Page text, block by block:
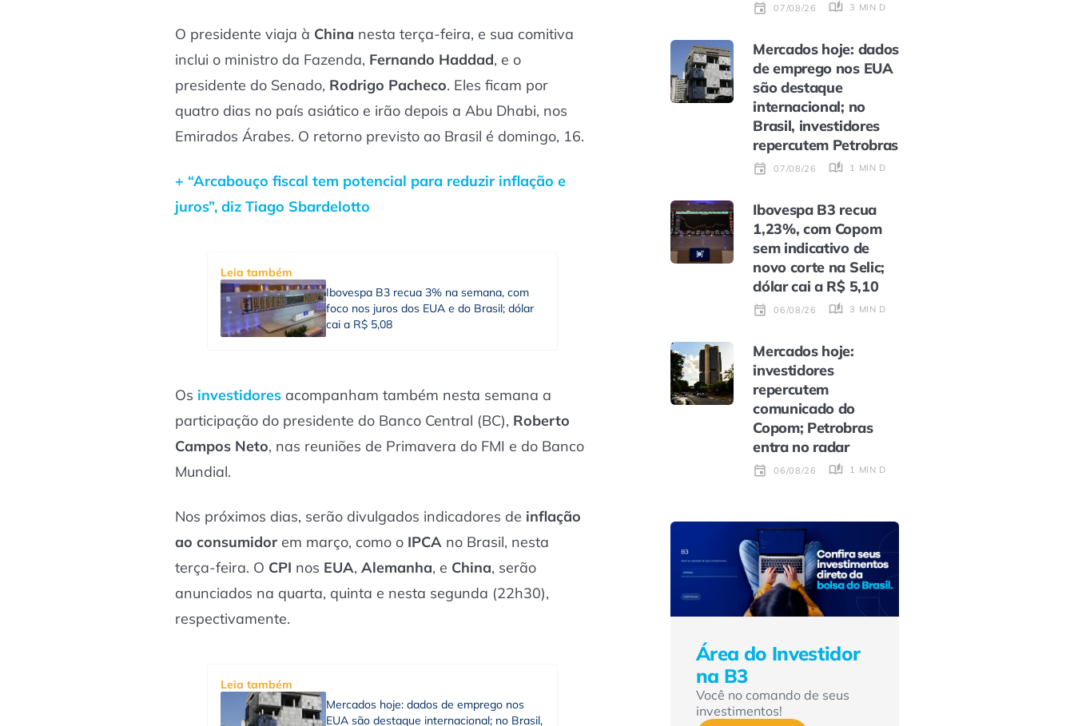
O presidente viaja à China nesta terça-feira, e sua comitiva
inclui o ministro da Fazenda, Fernando Haddad, e o
presidente do Senado, Rodrigo Pacheco. Eles ficam por
quatro dias no país asiático e irão depois a Abu Dhabi, nos
Emirados Árabes. O retorno previsto ao Brasil é domingo, 16.
+ “Arcabouço fiscal tem potencial para reduzir inflação e
juros”, diz Tiago Sbardelotto
Leia também
Ibovespa B3 recua 3% na semana, com
foco nos juros dos EUA e do Brasil; dólar
cai a R$ 5,08
Os investidores acompanham também nesta semana a
participação do presidente do Banco Central (BC), Roberto
Campos Neto, nas reuniões de Primavera do FMI e do Banco
Mundial.
Nos próximos dias, serão divulgados indicadores de inflação
ao consumidor em março, como o IPCA no Brasil, nesta
terça-feira. O CPI nos EUA, Alemanha, e China, serão
anunciados na quarta, quinta e nesta segunda (22h30),
respectivamente.
Leia também
Mercados hoje: dados de emprego nos
EUA são destaque internacional; no Brasil,
07/08/26 3 MIN DE LEITURA
Mercados hoje: dados
de emprego nos EUA
são destaque
internacional; no
Brasil, investidores
repercutem Petrobras
07/08/26 1 MIN DE LEITURA
Ibovespa B3 recua
1,23%, com Copom
sem indicativo de
novo corte na Selic;
dólar cai a R$ 5,10
06/08/26 3 MIN DE LEITURA
Mercados hoje:
investidores
repercutem
comunicado do
Copom; Petrobras
entra no radar
06/08/26 1 MIN DE LEITURA
Área do Investidor
na B3
Você no comando de seus
investimentos!